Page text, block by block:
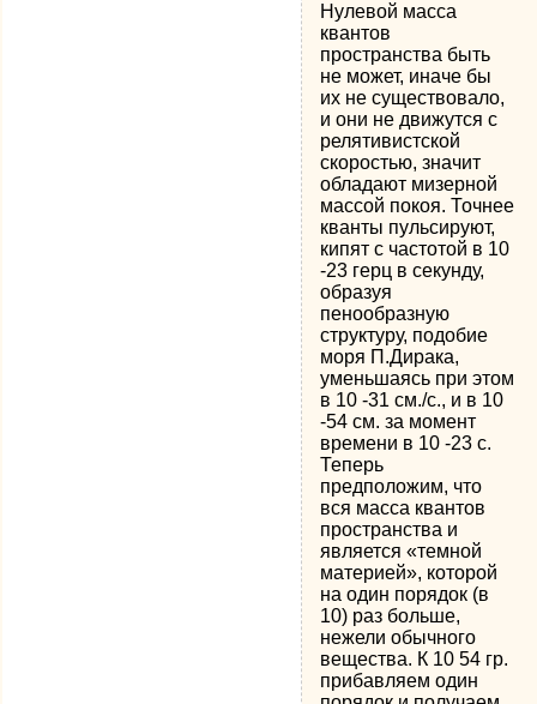
Нулевой масса
квантов
пространства быть
не может, иначе бы
их не существовало,
и они не движутся с
релятивистской
скоростью, значит
обладают мизерной
массой покоя. Точнее
кванты пульсируют,
кипят с частотой в 10
-23 герц в секунду,
образуя
пенообразную
структуру, подобие
моря П.Дирака,
уменьшаясь при этом
в 10 -31 см./c., и в 10
-54 см. за момент
времени в 10 -23 с.
Теперь
предположим, что
вся масса квантов
пространства и
является «темной
материей», которой
на один порядок (в
10) раз больше,
нежели обычного
вещества. К 10 54 гр.
прибавляем один